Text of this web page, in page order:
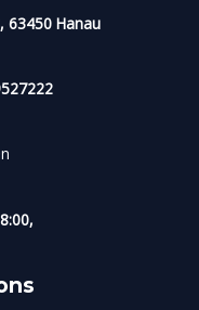
63450 Hanau